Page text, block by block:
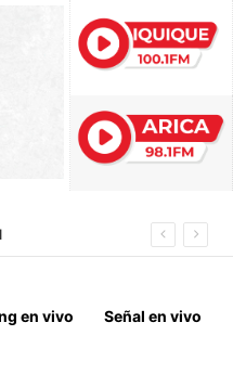
en vivo Señal en vivo